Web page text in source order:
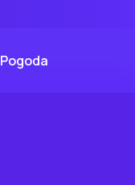
Pogoda